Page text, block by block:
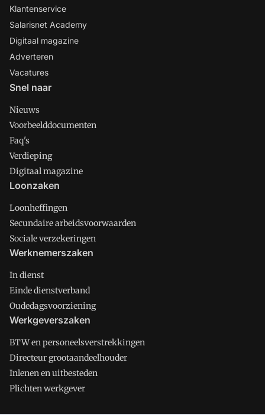
Klantenservice
Salarisnet Academy
Digitaal magazine
Adverteren
Vacatures
Snel naar
Nieuws
Voorbeelddocumenten
Faq's
Verdieping
Digitaal magazine
Loonzaken
Loonheffingen
Secundaire arbeidsvoorwaarden
Sociale verzekeringen
Werknemerszaken
In dienst
Einde dienstverband
Oudedagsvoorziening
Werkgeverszaken
BTW en personeelsverstrekkingen
Directeur grootaandeelhouder
Inlenen en uitbesteden
Plichten werkgever